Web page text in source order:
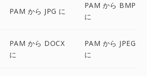
PAM から JPG に
PAM から BMP
に
PAM から DOCX
に
PAM から JPEG
に